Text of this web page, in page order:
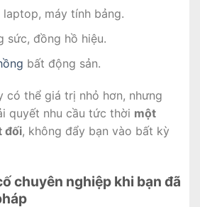
máy tính bảng.
sức, đồng hồ hiệu.
bất động sản.
có thể giá trị nhỏ hơn, nhưng
quyết nhu cầu tức thời một
đối, không đẩy bạn vào bất kỳ
chuyên nghiệp khi bạn đã